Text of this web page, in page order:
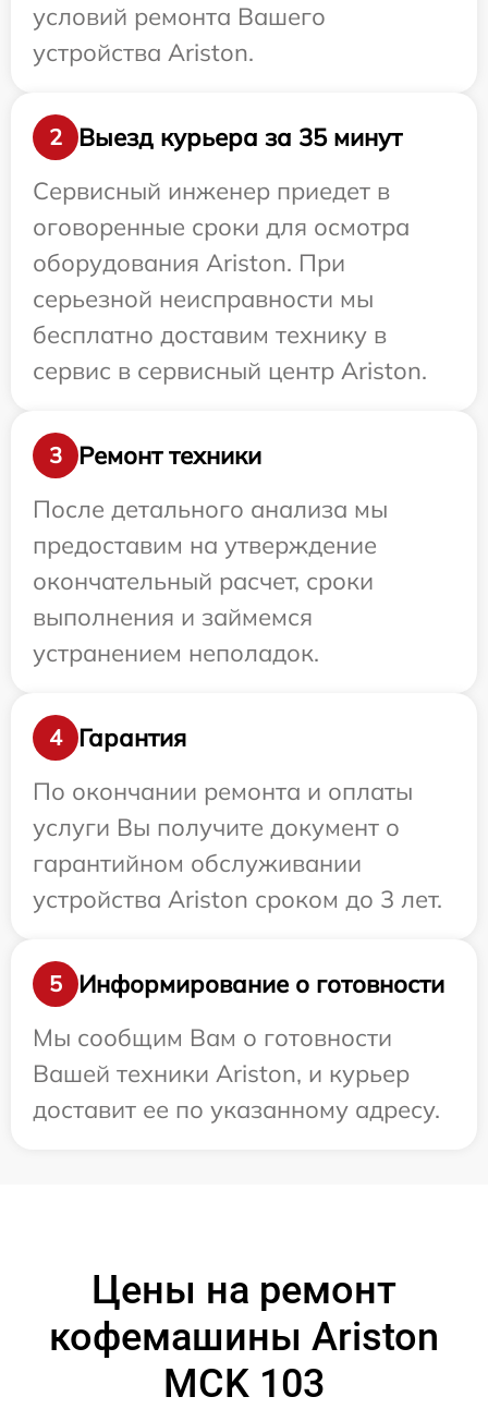
условий ремонта Вашего
устройства Ariston.
2
Выезд курьера за 35 минут
Сервисный инженер приедет в
оговоренные сроки для осмотра
оборудования Ariston. При
серьезной неисправности мы
бесплатно доставим технику в
сервис в сервисный центр Ariston.
3
Ремонт техники
После детального анализа мы
предоставим на утверждение
окончательный расчет, сроки
выполнения и займемся
устранением неполадок.
4
Гарантия
По окончании ремонта и оплаты
услуги Вы получите документ о
гарантийном обслуживании
устройства Ariston сроком до 3 лет.
5
Информирование о готовности
Мы сообщим Вам о готовности
Вашей техники Ariston, и курьер
доставит ее по указанному адресу.
Цены на ремонт
кофемашины Ariston
MCK 103